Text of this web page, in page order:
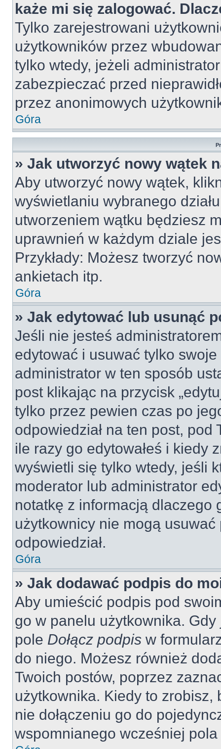
każe mi się zalogować.
Tylko zarejestrowani
użytkowników przez
tylko wtedy, jeżeli
zabezpieczać przed
przez anonimowych
Góra
» Jak utworzyć nowy wątek
Aby utworzyć nowy wątek,
wyświetlaniu wybranego
utworzeniem wątku będziesz
uprawnień w każdym dziale
Przykłady: Możesz tworzyć
ankietach itp.
Góra
» Jak edytować lub usunąć
Jeśli nie jesteś
edytować i usuwać tylko
administrator w ten sposób
post klikając na przycisk
tylko przez pewien czas po
odpowiedział na ten post,
ile razy go edytowałeś i kiedy
wyświetli się tylko wtedy, jeśli
moderator lub administrator
notatkę z informacją dlaczego
użytkownicy nie mogą
odpowiedział.
Góra
» Jak dodawać podpis do
Aby umieścić podpis pod
go w panelu użytkownika.
pole Dołącz podpis w
do niego. Możesz również
Twoich postów, poprzez
użytkownika. Kiedy to zrobisz,
nie dołączeniu go do
wspomnianego wcześniej